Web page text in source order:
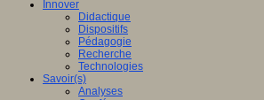
Innover
Didactique
Dispositifs
Pédagogie
Recherche
Technologies
Savoir(s)
Analyses